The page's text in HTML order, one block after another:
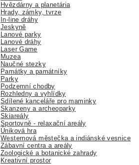
Hvězdárny a planetária
Hrady, zámky, tvrze
In-line dráhy
Jeskyně
Lanové parky
Lanové dráhy
Laser Game
Muzea
Naučné stezky
Památky a památníky
Parky
Podzemní chodby
Rozhledny a vyhlídky
Sdílené kanceláře pro maminky
Skanzeny a archeoparky
Skiareály
Sportovně - relaxační areály
Úniková hra
Westernová městečka a indiánské vesnice
Zábavní centra a areály
Zoologické a botanické zahrady
Kreativní prostor